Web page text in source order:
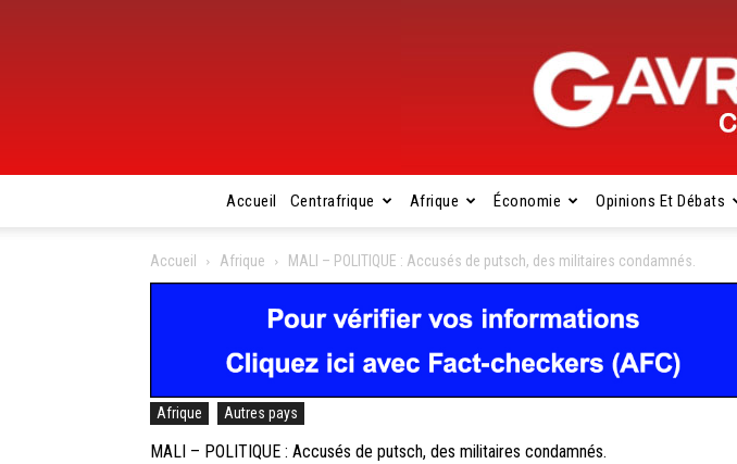
Accueil Centrafrique Afrique Économie Opinions Et Débats
Accueil Afrique MALI – POLITIQUE : Accusés de putsch, des militaires condamnés.
Afrique Autres pays
MALI – POLITIQUE : Accusés de putsch, des militaires condamnés.